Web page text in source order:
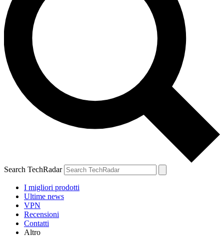
Search TechRadar
I migliori prodotti
Ultime news
VPN
Recensioni
Contatti
Altro